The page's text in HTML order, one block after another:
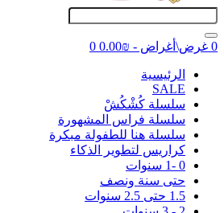
0 غرض\أغراض - ₪0.00 0
اﻟﺮﺋﻴﺴﻴﺔ
SALE
سلسلة كُشْكُشْ
سلسلة فراس المشهورة
سلسلة هنا للطفولة مبكرة
كراريس لتطوير الذكاء
0 -1 سنوات
حتى سنة ونصف
1.5 حتى 2.5 سنوات